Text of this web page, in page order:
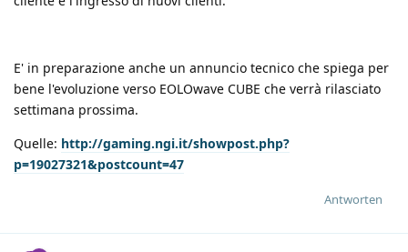
E' in preparazione anche un annuncio tecnico che spiega per
bene l'evoluzione verso EOLOwave CUBE che verrà rilasciato
settimana prossima.
Quelle: http://gaming.ngi.it/showpost.php?
p=19027321&postcount=47
Antworten